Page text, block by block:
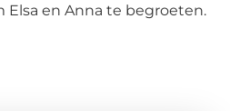
Elsa en Anna te begroeten.